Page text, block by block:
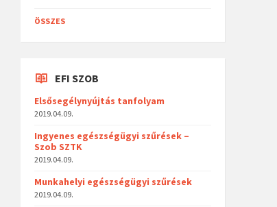
ÖSSZES
EFI SZOB
Elsősegélynyújtás tanfolyam
2019.04.09.
Ingyenes egészségügyi szűrések –
Szob SZTK
2019.04.09.
Munkahelyi egészségügyi szűrések
2019.04.09.